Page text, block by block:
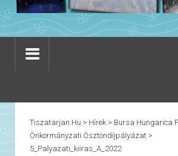
Tiszatarjan.hu > Hírek> Bursa Hungarica
Önkormányzati Ösztöndíjpályázat >
5_Palyazati_kiiras_A_2022